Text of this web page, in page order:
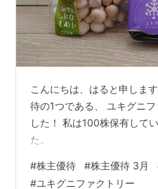
こんにちは、はると申しま
待の1つである、 ユキグニ
した！ 私は100株保有して
た。
#株主優待 #株主優待 3月
#ユキグニファクトリー